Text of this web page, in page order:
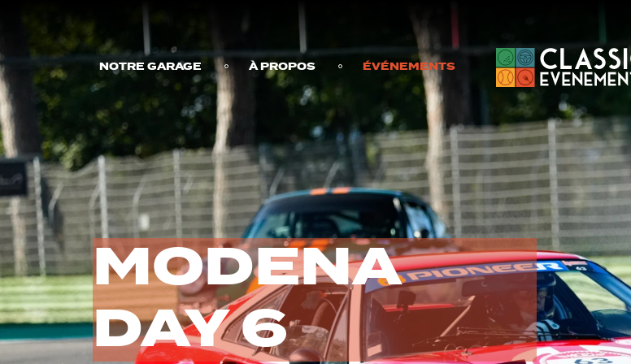
NOTRE GARAGE À PROPOS ÉVÉNEMENTS
MODENA
DAY 6